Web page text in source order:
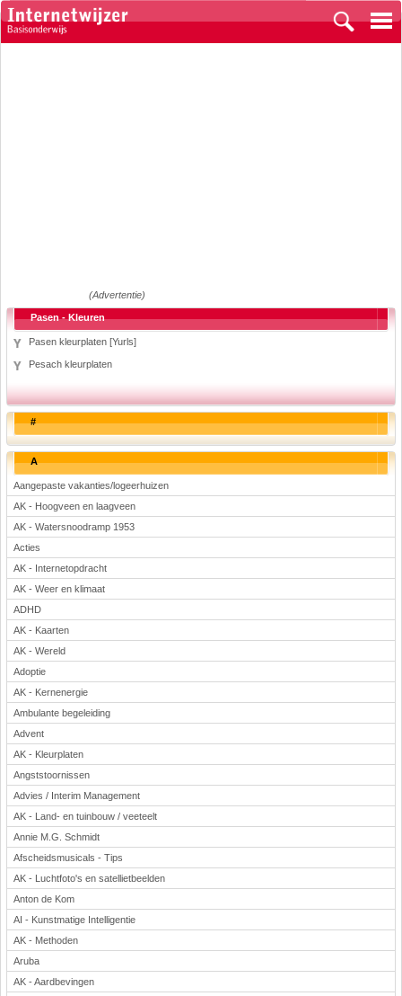
(Advertentie)
Pasen - Kleuren
Pasen kleurplaten [Yurls]
Pesach kleurplaten
#
A
Aangepaste vakanties/logeerhuizen
AK - Hoogveen en laagveen
AK - Watersnoodramp 1953
Acties
AK - Internetopdracht
AK - Weer en klimaat
ADHD
AK - Kaarten
AK - Wereld
Adoptie
AK - Kernenergie
Ambulante begeleiding
Advent
AK - Kleurplaten
Angststoornissen
Advies / Interim Management
AK - Land- en tuinbouw / veeteelt
Annie M.G. Schmidt
Afscheidsmusicals - Tips
AK - Luchtfoto's en satellietbeelden
Anton de Kom
AI - Kunstmatige Intelligentie
AK - Methoden
Aruba
AK - Aardbevingen